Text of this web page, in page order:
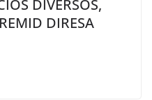
DIVERSOS,
DIRESA